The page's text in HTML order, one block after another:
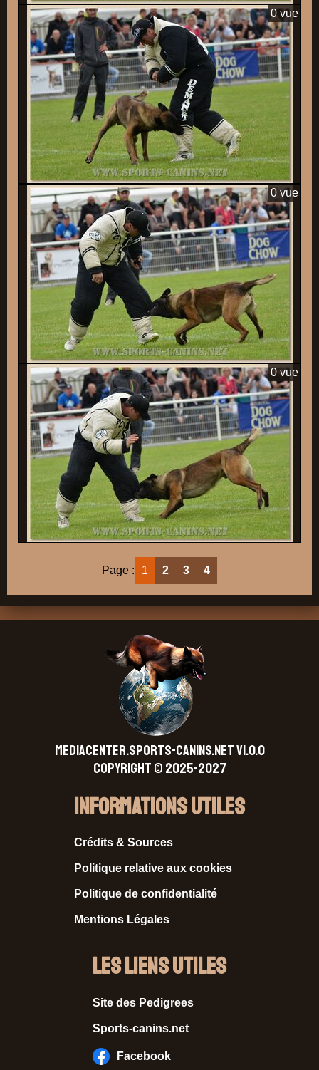
0 vue
0 vue
0 vue
Page : 1 2 3 4
MEDIACENTER.SPORTS-CANINS.NET V1.0.0
Copyright © 2025-2027
Informations Utiles
Crédits & Sources
Politique relative aux cookies
Politique de confidentialité
Mentions Légales
Les liens utiles
Site des Pedigrees
Sports-canins.net
Facebook